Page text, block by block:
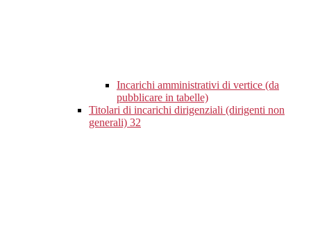
Incarichi amministrativi di vertice (da
pubblicare in tabelle)
Titolari di incarichi dirigenziali (dirigenti non
generali) 32